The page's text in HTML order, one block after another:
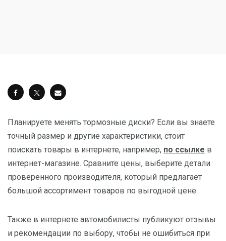
Планируете менять тормозные диски? Если вы знаете
точный размер и другие характеристики, стоит
поискать товары в интернете, например, по ссылке в
интернет-магазине. Сравните цены, выберите детали
проверенного производителя, который предлагает
большой ассортимент товаров по выгодной цене.
Также в интернете автомобилисты публикуют отзывы
и рекомендации по выбору, чтобы не ошибиться при